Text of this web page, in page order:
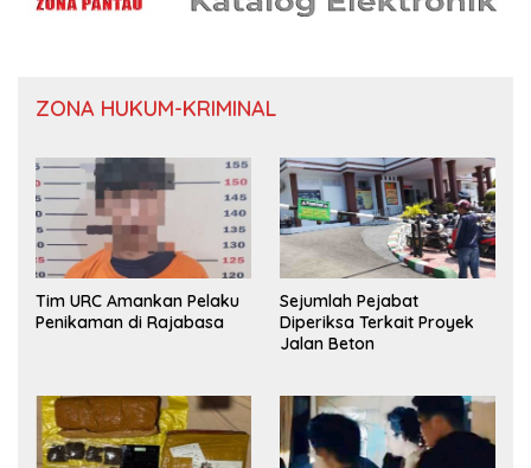
ZONA HUKUM-KRIMINAL
Tim URC Amankan Pelaku
Penikaman di Rajabasa
Sejumlah Pejabat
Diperiksa Terkait Proyek
Jalan Beton